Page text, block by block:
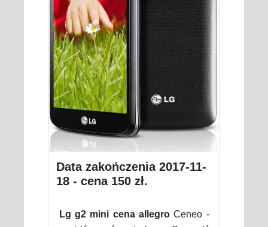
Data zakończenia 2017-11-
18 - cena 150 zł.
Lg g2 mini cena allegroCeneo -